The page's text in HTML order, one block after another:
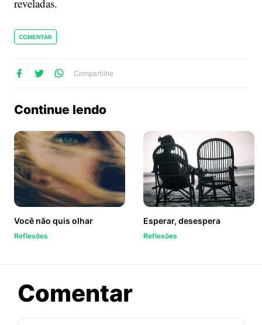
reveladas.
COMENTAR
Compartilhe
Continue lendo
Você não quis olhar
Reflexões
Esperar, desespera
Reflexões
Comentarsobre